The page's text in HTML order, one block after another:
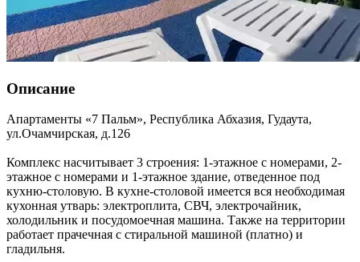
Описание
Апартаменты «7 Пальм», Республика Абхазия, Гудаута,
ул.Очамчирская, д.126
Комплекс насчитывает 3 строения: 1-этажное с номерами, 2-
этажное с номерами и 1-этажное здание, отведенное под
кухню-столовую. В кухне-столовой имеется вся необходимая
кухонная утварь: электроплита, СВЧ, электрочайник,
холодильник и посудомоечная машина. Также на территории
работает прачечная с стиральной машиной (платно) и
гладильня.